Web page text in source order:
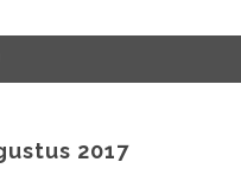
2017